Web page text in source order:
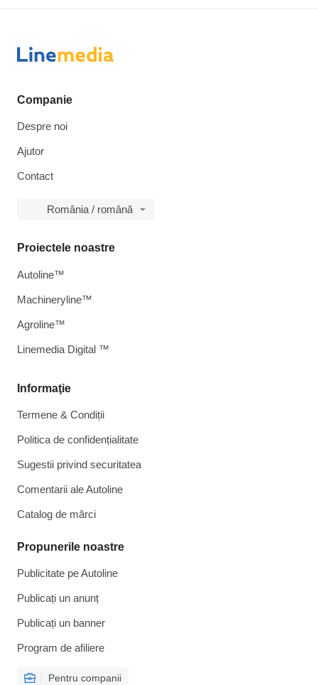
Companie
Despre noi
Ajutor
Contact
România / română
Informaţie
Termene & Condiții
Politica de confidențialitate
Sugestii privind securitatea
Comentarii ale Autoline
Catalog de mărcі
Propunerile noastre
Publicitate pe Autoline
Publicați un anunț
Publicați un banner
Program de afiliere
Pentru companii
Proiectele noastre
Autoline™
Machineryline™
Agroline™
Linemedia Digital ™